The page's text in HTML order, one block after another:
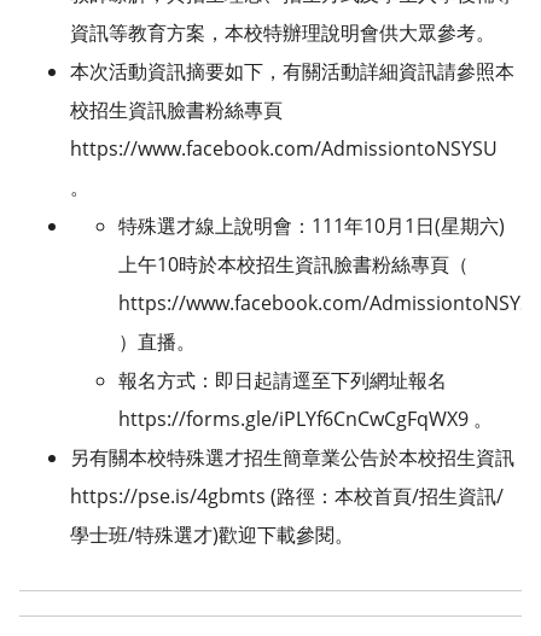
資訊等教育方案，本校特辦理說明會供大眾參考。
本次活動資訊摘要如下，有關活動詳細資訊請參照本
校招生資訊臉書粉絲專頁
https://www.facebook.com/AdmissiontoNSYSU
。
特殊選才線上說明會：111年10月1日(星期六)
上午10時於本校招生資訊臉書粉絲專頁（
https://www.facebook.com/
）直播。
報名方式：即日起請逕至下列網址報名
https://forms.gle/iPLYf6CnCwCgFqWX9 。
另有關本校特殊選才招生簡章業公告於本校招生資訊
https://pse.is/4gbmts (路徑：本校首頁/招生資訊/
學士班/特殊選才)歡迎下載參閱。